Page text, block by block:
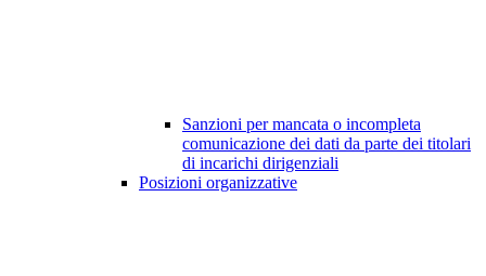
Sanzioni per mancata o incompleta
comunicazione dei dati da parte dei titolari
di incarichi dirigenziali
Posizioni organizzative